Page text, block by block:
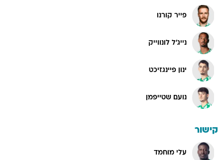
פייר קורנו
נייג'ל לונווייק
ינון פיינגזיכט
נועם שטייפמן
קישור
עלי מוחמד